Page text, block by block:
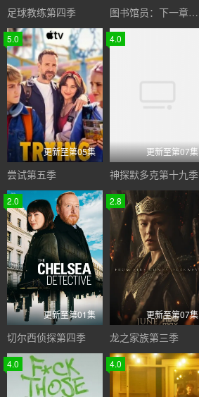
足球教练第四季 图书馆员：下一章第二季
5.0
更新至第05集
尝试第五季
4.0
更新至第07集
神探默多克第十九季
2.0
更新至第01集
切尔西侦探第四季
2.8
更新至第07集
龙之家族第三季
4.0 4.0